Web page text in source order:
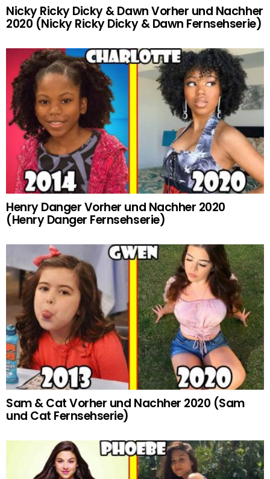
Nicky Ricky Dicky & Dawn Vorher und Nachher
2020 (Nicky Ricky Dicky & Dawn Fernsehserie)
Henry Danger Vorher und Nachher 2020
(Henry Danger Fernsehserie)
Sam & Cat Vorher und Nachher 2020 (Sam
und Cat Fernsehserie)